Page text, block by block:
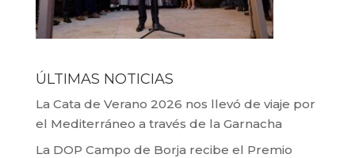
ÚLTIMAS NOTICIAS
La Cata de Verano 2026 nos llevó de viaje por
el Mediterráneo a través de la Garnacha
La DOP Campo de Borja recibe el Premio